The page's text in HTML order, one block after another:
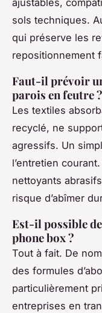
ajustables,
sols techniques.
qui préserve les
repositionnement
Faut-il prévoir
parois en feutre ?
Les textiles
recyclé, ne
agressifs. Un
l’entretien
nettoyants
risque d’abîmer
Est-il possible
phone box ?
Tout à fait. De
des formules
particulièrement
entreprises en